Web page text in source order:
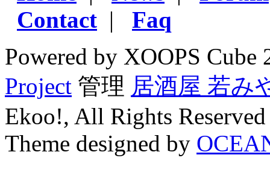
Contact | Faq
Powered by XOOPS
Project 管理 居酒屋 若み
Ekoo!, All Rights Reserved
Theme designed by